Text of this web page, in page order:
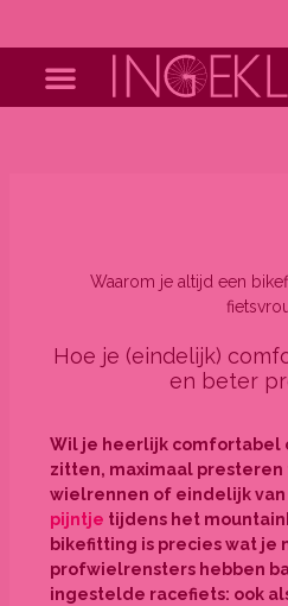
inhoud
Waarom je altijd een
Hoe je (eindelijk)
en beter
Wil je heerlijk comfortabel
zitten, maximaal
wielrennen of eindelijk van
pijntje tijdens het
bikefitting is precies wat je
profwielrensters hebben
ingestelde racefiets: ook